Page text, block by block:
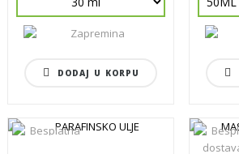
DODAJ U KORPU